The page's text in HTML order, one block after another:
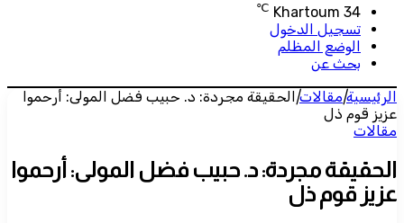
Khartoum 34
℃
تسجيل الدخول
الوضع المظلم
بحث عن
الرئيسية|مقالات| الحقيقة مجردة: د. حبيب فضل المولى: أرحموا
عزيز قوم ذل
مقالات
الحقيقة مجردة: د. حبيب فضل المولى: أرحموا
عزيز قوم ذل